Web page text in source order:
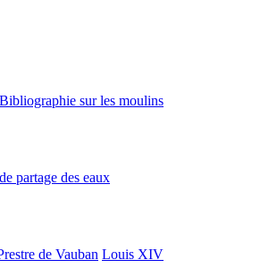
Bibliographie sur les moulins
partage des eaux
de Vauban Louis XIV